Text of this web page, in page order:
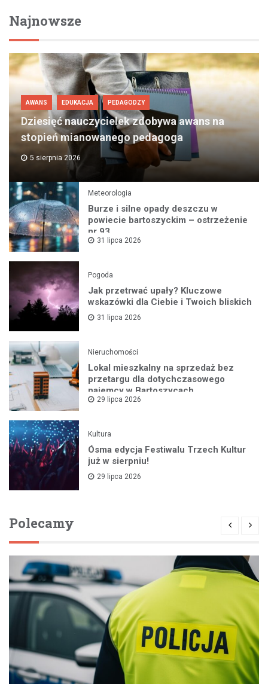
Najnowsze
AWANS EDUKACJA PEDAGODZY
Dziesięć nauczycielek zdobywa awans na
stopień mianowanego pedagoga
5 sierpnia 2026
Meteorologia
Burze i silne opady deszczu w
powiecie bartoszyckim – ostrzeżenie
nr 93
31 lipca 2026
Pogoda
Jak przetrwać upały? Kluczowe
wskazówki dla Ciebie i Twoich bliskich
31 lipca 2026
Nieruchomości
Lokal mieszkalny na sprzedaż bez
przetargu dla dotychczasowego
najemcy w Bartoszycach
29 lipca 2026
Kultura
Ósma edycja Festiwalu Trzech Kultur
już w sierpniu!
29 lipca 2026
Polecamy